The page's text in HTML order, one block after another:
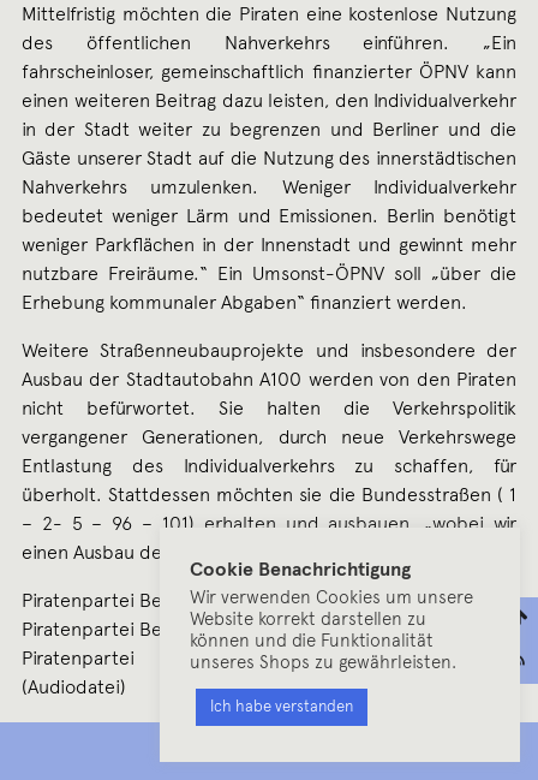
Mittelfristig möchten die Piraten eine kostenlose Nutzung
des öffentlichen Nahverkehrs einführen. „Ein
fahrscheinloser, gemeinschaftlich finanzierter ÖPNV kann
einen weiteren Beitrag dazu leisten, den Individualverkehr
in der Stadt weiter zu begrenzen und Berliner und die
Gäste unserer Stadt auf die Nutzung des innerstädtischen
Nahverkehrs umzulenken. Weniger Individualverkehr
bedeutet weniger Lärm und Emissionen. Berlin benötigt
weniger Parkflächen in der Innenstadt und gewinnt mehr
nutzbare Freiräume.“ Ein Umsonst-ÖPNV soll „über die
Erhebung kommunaler Abgaben“ finanziert werden.
Weitere Straßenneubauprojekte und insbesondere der
Ausbau der Stadtautobahn A100 werden von den Piraten
nicht befürwortet. Sie halten die Verkehrspolitik
vergangener Generationen, durch neue Verkehrswege
Entlastung des Individualverkehrs zu schaffen, für
überholt. Stattdessen möchten sie die Bundesstraßen ( 1
– 2- 5 – 96 – 101) erhalten und ausbauen, „wobei wir
einen Ausbau der Fuß- und Radwege priorisieren“.
Piratenpartei Berlin:Wahlprogramm 2011
Piratenpartei Berlin:Wahlprogramm 2011 Verkehr
Piratenpartei Berlin:Wahlprogramm 2011 Verkehr
(Audiodatei)
Cookie Benachrichtigung
Wir verwenden Cookies um unsere
Website korrekt darstellen zu
können und die Funktionalität
unseres Shops zu gewährleisten.
Ich habe verstanden